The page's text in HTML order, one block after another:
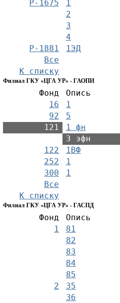
Р-1675
1
2
3
4
Р-1881
1ЭД
Все
К списку
Филиал ГКУ «ЦГА УР» - ГАОПИ
Фонд
Опись
16
1
92
5
121
1 фн
3 эфн
122
1ВФ
252
1
300
1
Все
К списку
Филиал ГКУ «ЦГА УР» - ГАСПД
Фонд
Опись
1
81
82
83
84
85
2
35
36